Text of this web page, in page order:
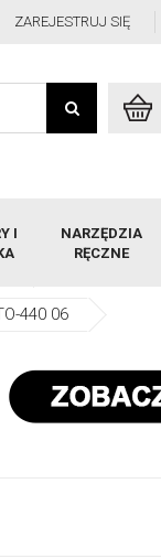
ZAREJESTRUJ SIĘ
I
NARZĘDZIA
RĘCZNE
440 06